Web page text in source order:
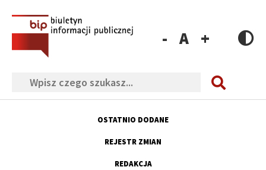
Przejdź
menu
Przejdź
treści
Przejdź
wyszukiwania
Przejdź
stopki
Szukaj
czcionkiczcionki
OSTATNIO DODANE
REJESTR ZMIAN
REDAKCJA